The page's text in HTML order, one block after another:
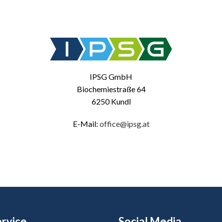
IPSG GmbH
Biochemiestraße 64
6250 Kundl
E-Mail: office@ipsg.at